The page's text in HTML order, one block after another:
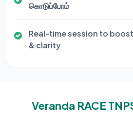
கொடுப்போம்
Real-time session to
& clarity
Veranda RACE